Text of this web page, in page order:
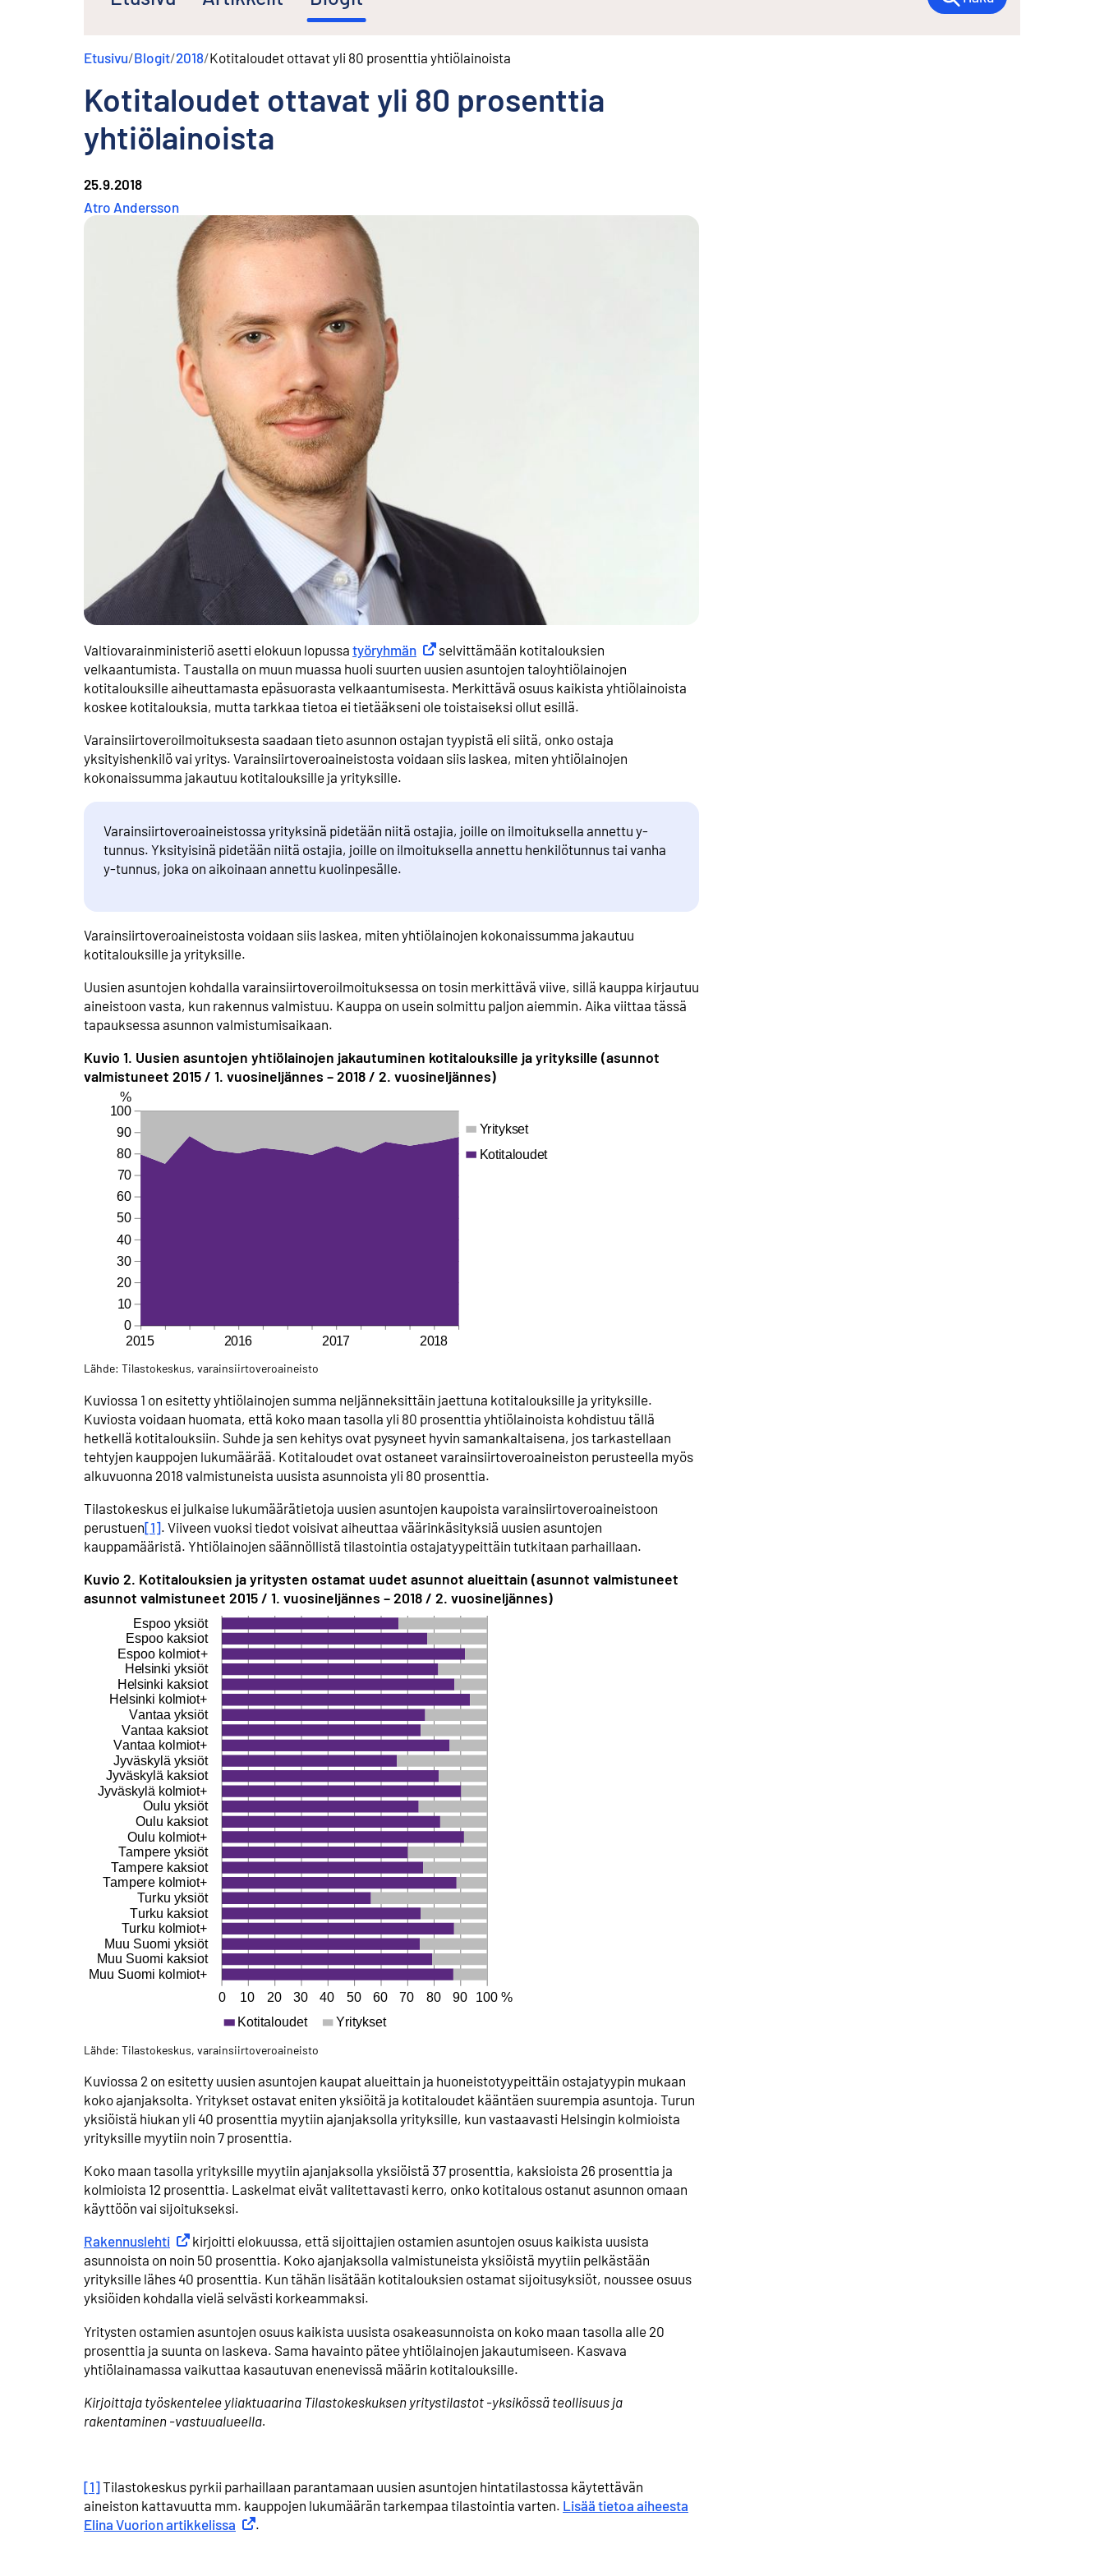
Etusivu/Blogit/2018/Kotitaloudet ottavat yli 80 prosenttia yhtiölainoista
Kotitaloudet ottavat yli 80 prosenttia
yhtiölainoista
25.9.2018
Atro Andersson
Valtiovarainministeriö asetti elokuun lopussa työryhmän Ulkoinen linkki
selvittämään kotitalouksien
velkaantumista. Taustalla on muun muassa huoli suurten uusien asuntojen taloyhtiölainojen
kotitalouksille aiheuttamasta epäsuorasta velkaantumisesta. Merkittävä osuus kaikista yhtiölainoista
koskee kotitalouksia, mutta tarkkaa tietoa ei tietääkseni ole toistaiseksi ollut esillä.
Varainsiirtoveroilmoituksesta saadaan tieto asunnon ostajan tyypistä eli siitä, onko ostaja
yksityishenkilö vai yritys. Varainsiirtoveroaineistosta voidaan siis laskea, miten yhtiölainojen
kokonaissumma jakautuu kotitalouksille ja yrityksille.
Varainsiirtoveroaineistossa yrityksinä pidetään niitä ostajia, joille on ilmoituksella annettu y-
tunnus. Yksityisinä pidetään niitä ostajia, joille on ilmoituksella annettu henkilötunnus tai vanha
y-tunnus, joka on aikoinaan annettu kuolinpesälle.
Varainsiirtoveroaineistosta voidaan siis laskea, miten yhtiölainojen kokonaissumma jakautuu
kotitalouksille ja yrityksille.
Uusien asuntojen kohdalla varainsiirtoveroilmoituksessa on tosin merkittävä viive, sillä kauppa kirjautuu
aineistoon vasta, kun rakennus valmistuu. Kauppa on usein solmittu paljon aiemmin. Aika viittaa tässä
tapauksessa asunnon valmistumisaikaan.
Kuvio 1. Uusien asuntojen yhtiölainojen jakautuminen kotitalouksille ja yrityksille (asunnot
valmistuneet 2015 / 1. vuosineljännes – 2018 / 2. vuosineljännes)
Lähde: Tilastokeskus, varainsiirtoveroaineisto
Kuviossa 1 on esitetty yhtiölainojen summa neljänneksittäin jaettuna kotitalouksille ja yrityksille.
Kuviosta voidaan huomata, että koko maan tasolla yli 80 prosenttia yhtiölainoista kohdistuu tällä
hetkellä kotitalouksiin. Suhde ja sen kehitys ovat pysyneet hyvin samankaltaisena, jos tarkastellaan
tehtyjen kauppojen lukumäärää. Kotitaloudet ovat ostaneet varainsiirtoveroaineiston perusteella myös
alkuvuonna 2018 valmistuneista uusista asunnoista yli 80 prosenttia.
Tilastokeskus ei julkaise lukumäärätietoja uusien asuntojen kaupoista varainsiirtoveroaineistoon
perustuen[1]. Viiveen vuoksi tiedot voisivat aiheuttaa väärinkäsityksiä uusien asuntojen
kauppamääristä. Yhtiölainojen säännöllistä tilastointia ostajatyypeittäin tutkitaan parhaillaan.
Kuvio 2. Kotitalouksien ja yritysten ostamat uudet asunnot alueittain (asunnot valmistuneet
asunnot valmistuneet 2015 / 1. vuosineljännes – 2018 / 2. vuosineljännes)
Lähde: Tilastokeskus, varainsiirtoveroaineisto
Kuviossa 2 on esitetty uusien asuntojen kaupat alueittain ja huoneistotyypeittäin ostajatyypin mukaan
koko ajanjaksolta. Yritykset ostavat eniten yksiöitä ja kotitaloudet kääntäen suurempia asuntoja. Turun
yksiöistä hiukan yli 40 prosenttia myytiin ajanjaksolla yrityksille, kun vastaavasti Helsingin kolmioista
yrityksille myytiin noin 7 prosenttia.
Koko maan tasolla yrityksille myytiin ajanjaksolla yksiöistä 37 prosenttia, kaksioista 26 prosenttia ja
kolmioista 12 prosenttia. Laskelmat eivät valitettavasti kerro, onko kotitalous ostanut asunnon omaan
käyttöön vai sijoitukseksi.
Rakennuslehti Ulkoinen linkki
kirjoitti elokuussa, että sijoittajien ostamien asuntojen osuus kaikista uusista
asunnoista on noin 50 prosenttia. Koko ajanjaksolla valmistuneista yksiöistä myytiin pelkästään
yrityksille lähes 40 prosenttia. Kun tähän lisätään kotitalouksien ostamat sijoitusyksiöt, noussee osuus
yksiöiden kohdalla vielä selvästi korkeammaksi.
Yritysten ostamien asuntojen osuus kaikista uusista osakeasunnoista on koko maan tasolla alle 20
prosenttia ja suunta on laskeva. Sama havainto pätee yhtiölainojen jakautumiseen. Kasvava
yhtiölainamassa vaikuttaa kasautuvan enenevissä määrin kotitalouksille.
Kirjoittaja työskentelee yliaktuaarina Tilastokeskuksen yritystilastot -yksikössä teollisuus ja
rakentaminen -vastuualueella.
[1]Tilastokeskus pyrkii parhaillaan parantamaan uusien asuntojen hintatilastossa käytettävän
aineiston kattavuutta mm. kauppojen lukumäärän tarkempaa tilastointia varten. Lisää tietoa aiheesta
Elina Vuorion artikkelissa Ulkoinen linkki
.